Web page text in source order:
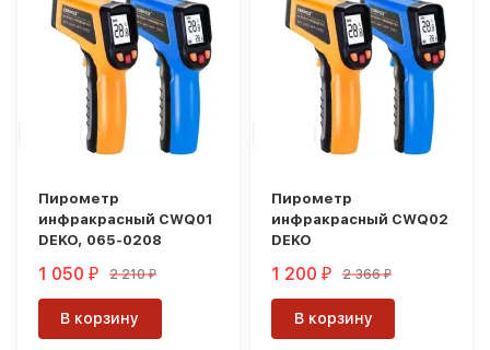
покупателей
Пирометр
инфракрасный CWQ01
DEKO, 065-0208
1 050₽ 2 210₽
В корзину
Пирометр
инфракрасный CWQ02
DEKO
1 200₽ 2 366₽
В корзину